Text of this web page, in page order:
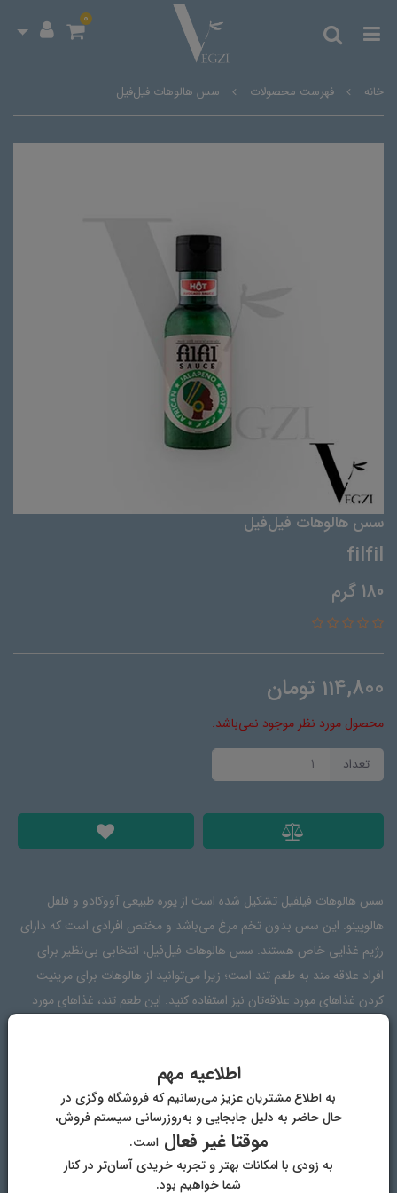
0
خانه فهرست محصولات سس هالوهات فیل‌فیل
سس هالوهات فیل‌فیل
filfil
180 گرم
114,800 تومان
محصول مورد نظر موجود نمی‌باشد.
تعداد
سس هالوهات فیلفیل تشکیل شده است از پوره طبیعی آووکادو و فلفل
هالوپینو. این سس بدون تخم مرغ می‌باشد و مختص افرادی‌ است که دارای
رژیم غذایی خاص هستند. سس هالو‌هات فیل‌فیل، انتخابی بی‌نظیر برای
افراد علاقه مند به طعم تند است؛ زیرا می‌توانید از هالو‌هات برای مرینیت
کردن غذاهای مورد علاقه‌تان نیز استفاده کنید. این طعم تند، غذاهای مورد
دیدگاه‌ها
اطلاعیه مهم
به اطلاع مشتریان عزیز می‌رسانیم که فروشگاه وگزی در
حال حاضر به دلیل جابجایی و به‌روزرسانی سیستم فروش،
موقتا غیر فعالاست.
به زودی با امکانات بهتر و تجربه خریدی آسان‌تر در کنار
شما خواهیم بود.